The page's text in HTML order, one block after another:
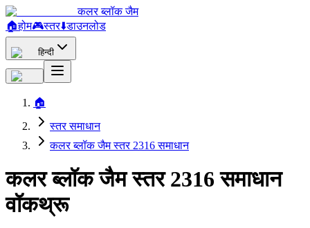
कलर ब्लॉक जैम
🏠होम🎮स्तर⬇️डाउनलोड
हिन्दी
🏠
स्तर समाधान
कलर ब्लॉक जैम स्तर 2316 समाधान
कलर ब्लॉक जैम स्तर 2316 समाधान
वॉकथ्रू